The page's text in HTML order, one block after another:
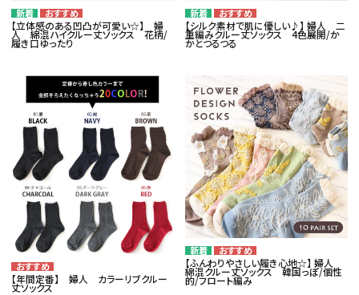
【立体感のある凹凸が可愛い☆】 婦
人 綿混ハイクルー丈ソックス 花柄/
履き口ゆったり
【シルク素材で肌に優しい♪】 婦人 二
重編みクルー丈ソックス 4色展開/か
かとつるつる
【年間定番】 婦人 カラーリブクルー
丈ソックス
【ふんわりやさしい履き心地☆】 婦人
綿混クルー丈ソックス 韓国っぽ/個性
的/フロート編み